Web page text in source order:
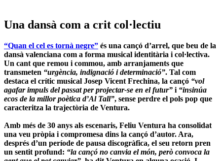
Una dansà com a crit col·lectiu
“Quan el cel es tornà negre” és una cançó d’arrel, que beu de la
dansà valenciana com a forma musical identitària i col·lectiva.
Un cant que remou i commou, amb arranjaments que
transmeten “urgència, indignació i determinació”. Tal com
destaca el crític musical Josep Vicent Frechina, la cançó “vol
agafar impuls del passat per projectar-se en el futur” i “insinúa
ecos de la millor poètica d’Al Tall”, sense perdre el pols pop que
caracteritza la trajectòria de Ventura.
Amb més de 30 anys als escenaris, Feliu Ventura ha consolidat
una veu pròpia i compromesa dins la cançó d’autor. Ara,
després d’un període de pausa discogràfica, el seu retorn pren
un sentit profund: “la cançó no canvia el món, però convoca la